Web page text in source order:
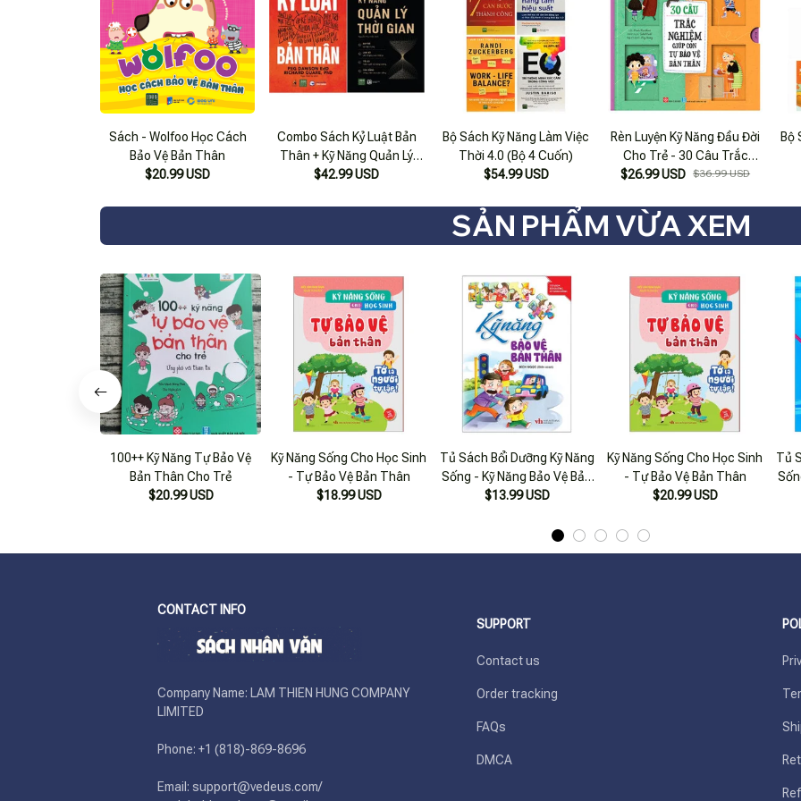
Sách - Wolfoo Học Cách
Bảo Vệ Bản Thân
$20.99 USD
Combo Sách Kỷ Luật Bản
Thân + Kỹ Năng Quản Lý
Thời Gian (Bộ 2 Cuốn)
$42.99 USD
Bộ Sách Kỹ Năng Làm Việc
Thời 4.0 (Bộ 4 Cuốn)
$54.99 USD
Rèn Luyện Kỹ Năng Đầu Đời
Cho Trẻ - 30 Câu Trắc
Nghiệm Giúp Con Tự Bảo
$26.99 USD $36.99 USD
Bộ
SẢN PHẨM VỪA XEM
100++ Kỹ Năng Tự Bảo Vệ
Bản Thân Cho Trẻ
$20.99 USD
Kỹ Năng Sống Cho Học Sinh
- Tự Bảo Vệ Bản Thân
$18.99 USD
Tủ Sách Bổi Dưỡng Kỹ Năng
Sống - Kỹ Năng Bảo Vệ Bản
Thân
$13.99 USD
Kỹ Năng Sống Cho Học Sinh
- Tự Bảo Vệ Bản Thân
$20.99 USD
Tủ
CONTACT INFO
Company Name: LAM THIEN HUNG COMPANY
LIMITED
Phone: +1 (818)-869-8696
Email: support@vedeus.com/
SUPPORT
Contact us
Order tracking
FAQs
DMCA